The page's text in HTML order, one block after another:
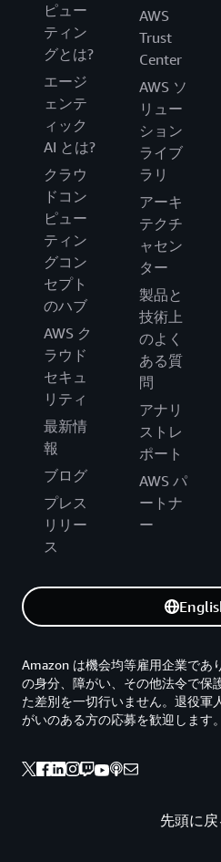
ピュー
ティン
グとは?
エージ
ェンテ
ィック
AI とは?
クラウ
ドコン
ピュー
ティン
グコン
セプト
のハブ
AWS ク
ラウド
セキュ
リティ
最新情
報
ブログ
プレス
リリー
ス
AWS
Trust
Center
AWS ソ
リュー
ション
ライブ
ラリ
アーキ
テクチ
ャセン
ター
製品と
技術上
のよく
ある質
問
アナリ
ストレ
ポート
AWS パ
ートナ
ー
先頭に戻
Amazon は機会均等雇用企業であ
の身分、障がい、その他法令で保
た差別を一切行いません。退役軍
がいのある方の応募を歓迎します。